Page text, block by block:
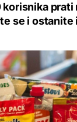
korisnika prati
se i ostanite